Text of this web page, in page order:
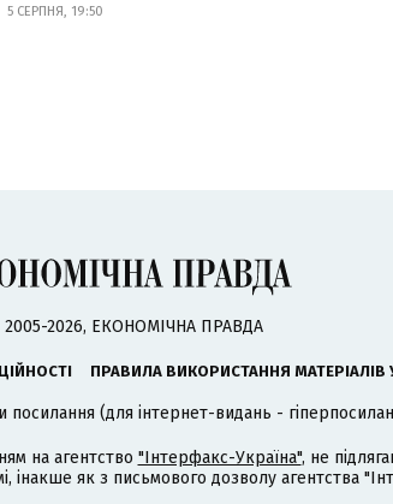
5 СЕРПНЯ, 19:50
2026, ЕКОНОМІЧНА ПРАВДА
ПРАВИЛА ВИКОРИСТАННЯ МАТЕРІАЛІВ
(для інтернет-видань -
на агентство "Інтерфакс-Україна", не
як з письмового дозволу агентства